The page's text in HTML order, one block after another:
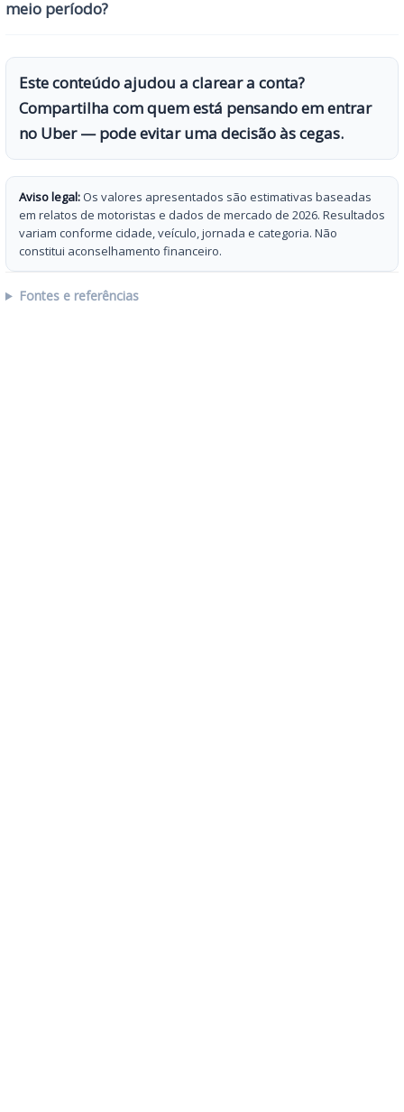
meio período?
Este conteúdo ajudou a clarear a conta?
Compartilha com quem está pensando em entrar
no Uber — pode evitar uma decisão às cegas.
Aviso legal:Os valores apresentados são estimativas baseadas
em relatos de motoristas e dados de mercado de 2026. Resultados
variam conforme cidade, veículo, jornada e categoria. Não
constitui aconselhamento financeiro.
Fontes e referências